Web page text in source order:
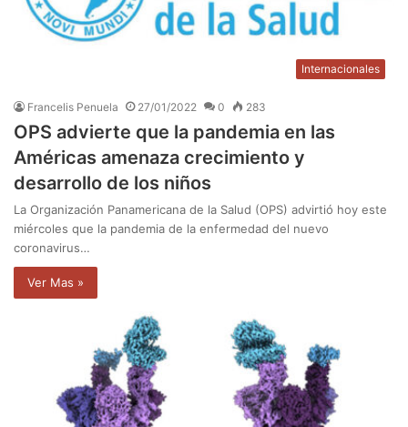
Internacionales
Francelis Penuela 27/01/2022 0 283
OPS advierte que la pandemia en las
Américas amenaza crecimiento y
desarrollo de los niños
La Organización Panamericana de la Salud (OPS) advirtió hoy este
miércoles que la pandemia de la enfermedad del nuevo
coronavirus…
Ver Mas »